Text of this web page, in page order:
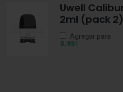
Uwell
2ml (pack 2)
Agregar para
5,95€